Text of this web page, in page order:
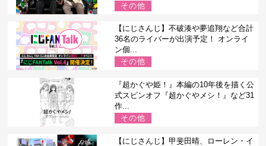
その他
【にじさんじ】不破湊や夢追翔など合計
36名のライバーが出演予定！ オンライ
ン個...
その他
『超かぐや姫！』本編の10年後を描く公
式スピンオフ『超かぐやメシ！』など31
作...
その他
【にじさんじ】甲斐田晴、ローレン・イ